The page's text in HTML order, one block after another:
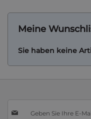
Meine
Sie haben keine
Sie